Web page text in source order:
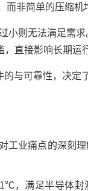
非简单的压缩机
小则无法满足需
直接影响长期运
与可靠性，决定
工业痛点的深刻
，满足半导体封